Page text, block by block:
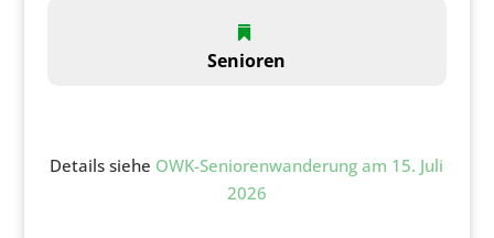
Senioren
Details siehe OWK-Seniorenwanderung am 15. Juli
2026